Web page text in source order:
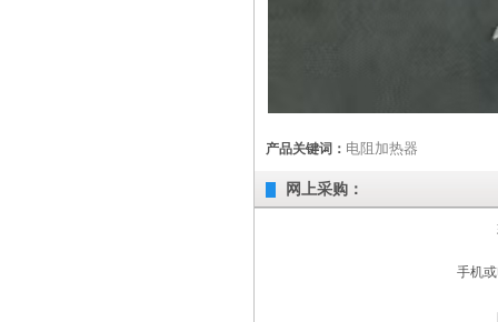
产品关键词： 电阻加热器
网上采购：
手机